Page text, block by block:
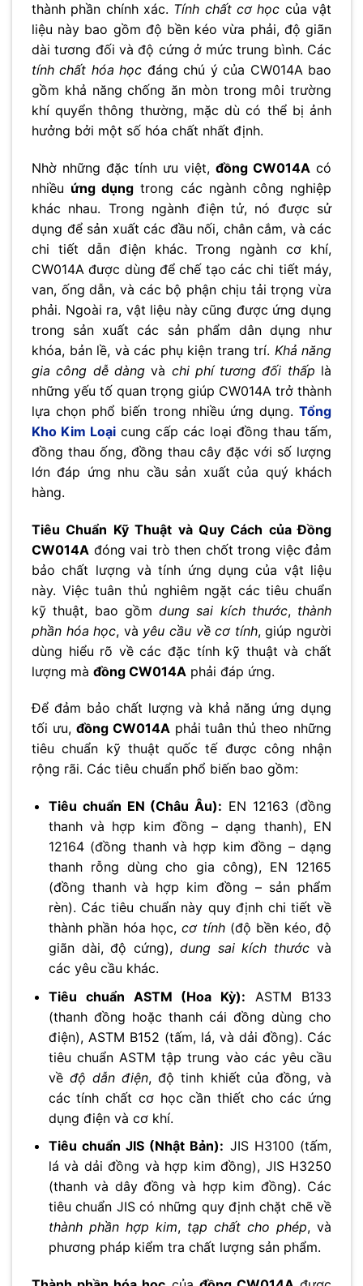
thành phần chính xác. Tính chất cơ học của vật
liệu này bao gồm độ bền kéo vừa phải, độ giãn
dài tương đối và độ cứng ở mức trung bình. Các
tính chất hóa học đáng chú ý của CW014A bao
gồm khả năng chống ăn mòn trong môi trường
khí quyển thông thường, mặc dù có thể bị ảnh
hưởng bởi một số hóa chất nhất định.
Nhờ những đặc tính ưu việt, đồng CW014A có
nhiều ứng dụng trong các ngành công nghiệp
khác nhau. Trong ngành điện tử, nó được sử
dụng để sản xuất các đầu nối, chân cắm, và các
chi tiết dẫn điện khác. Trong ngành cơ khí,
CW014A được dùng để chế tạo các chi tiết máy,
van, ống dẫn, và các bộ phận chịu tải trọng vừa
phải. Ngoài ra, vật liệu này cũng được ứng dụng
trong sản xuất các sản phẩm dân dụng như
khóa, bản lề, và các phụ kiện trang trí. Khả năng
gia công dễ dàngvà chi phí tương đối thấp là
những yếu tố quan trọng giúp CW014A trở thành
lựa chọn phổ biến trong nhiều ứng dụng. Tổng
Kho Kim Loại cung cấp các loại đồng thau tấm,
đồng thau ống, đồng thau cây đặc với số lượng
lớn đáp ứng nhu cầu sản xuất của quý khách
hàng.
Tiêu Chuẩn Kỹ Thuật và Quy Cách của Đồng
CW014A đóng vai trò then chốt trong việc đảm
bảo chất lượng và tính ứng dụng của vật liệu
này. Việc tuân thủ nghiêm ngặt các tiêu chuẩn
kỹ thuật, bao gồm dung sai kích thước, thành
phần hóa học, và yêu cầu về cơ tính, giúp người
dùng hiểu rõ về các đặc tính kỹ thuật và chất
lượng mà đồng CW014A phải đáp ứng.
Để đảm bảo chất lượng và khả năng ứng dụng
tối ưu, đồng CW014Aphải tuân thủ theo những
tiêu chuẩn kỹ thuật quốc tế được công nhận
rộng rãi. Các tiêu chuẩn phổ biến bao gồm:
Tiêu chuẩn EN (Châu Âu): EN 12163 (đồng
thanh và hợp kim đồng – dạng thanh), EN
12164 (đồng thanh và hợp kim đồng – dạng
thanh rỗng dùng cho gia công), EN 12165
(đồng thanh và hợp kim đồng – sản phẩm
rèn). Các tiêu chuẩn này quy định chi tiết về
thành phần hóa học,cơ tính(độ bền kéo, độ
giãn dài, độ cứng), dung sai kích thước và
các yêu cầu khác.
Tiêu chuẩn ASTM (Hoa Kỳ): ASTM B133
(thanh đồng hoặc thanh cái đồng dùng cho
điện), ASTM B152 (tấm, lá, và dải đồng). Các
tiêu chuẩn ASTM tập trung vào các yêu cầu
về độ dẫn điện, độ tinh khiết của đồng, và
các tính chất cơ học cần thiết cho các ứng
dụng điện và cơ khí.
Tiêu chuẩn JIS (Nhật Bản): JIS H3100 (tấm,
lá và dải đồng và hợp kim đồng), JIS H3250
(thanh và dây đồng và hợp kim đồng). Các
tiêu chuẩn JIS có những quy định chặt chẽ về
thành phần hợp kim, tạp chất cho phép, và
phương pháp kiểm tra chất lượng sản phẩm.